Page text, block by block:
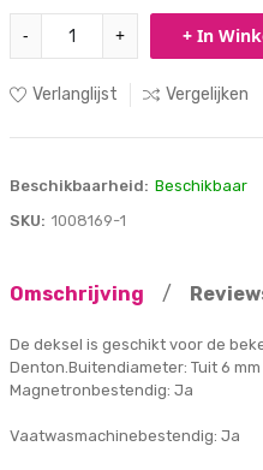
- + + In
Verlanglijst Vergelijken
Beschikbaarheid: Beschikbaar
SKU: 1008169-1
Omschrijving /
De deksel is geschikt voor de
Denton.Buitendiameter: Tuit 6 mm
Magnetronbestendig: Ja
Vaatwasmachinebestendig: Ja